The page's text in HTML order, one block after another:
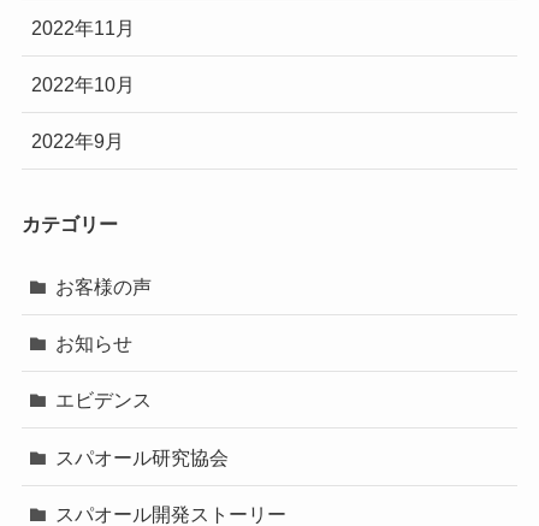
2022年11月
2022年10月
2022年9月
カテゴリー
お客様の声
お知らせ
エビデンス
スパオール研究協会
スパオール開発ストーリー